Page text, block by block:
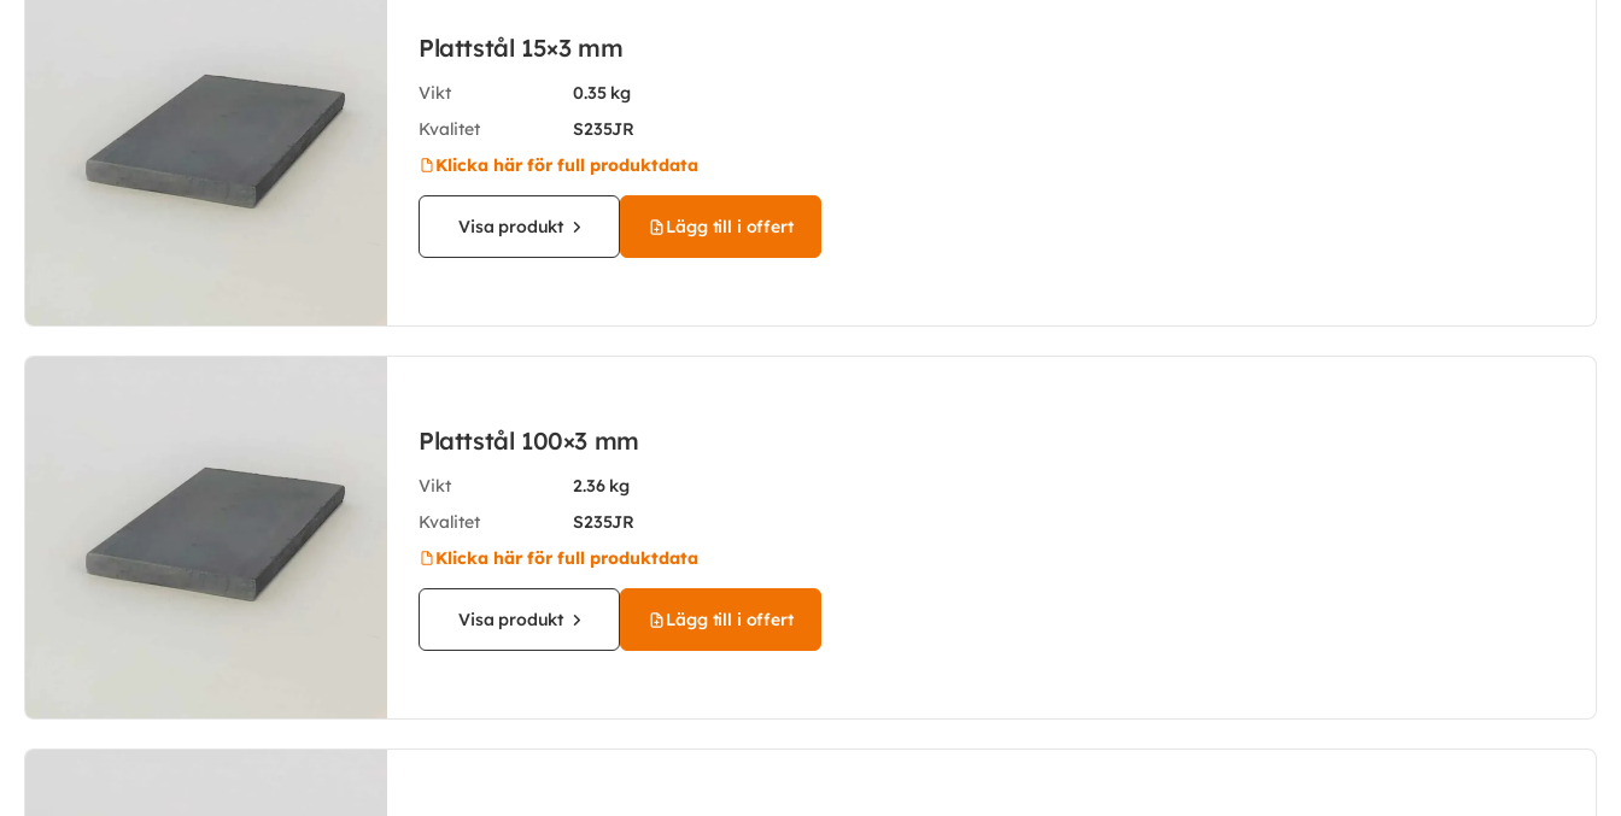
Plattstål 15×3 mm
Vikt
0.35 kg
Kvalitet
S235JR
Klicka här för full produktdata
Visa produkt Lägg till i offert
Plattstål 100×3 mm
Vikt
2.36 kg
Kvalitet
S235JR
Klicka här för full produktdata
Visa produkt Lägg till i offert